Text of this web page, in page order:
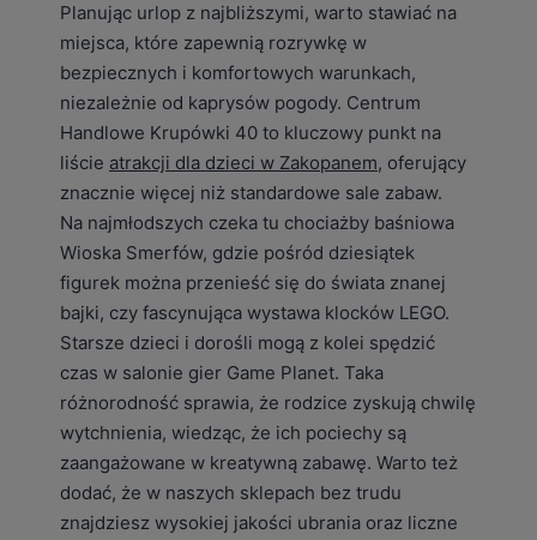
Planując urlop z najbliższymi, warto stawiać na
miejsca, które zapewnią rozrywkę w
bezpiecznych i komfortowych warunkach,
niezależnie od kaprysów pogody. Centrum
Handlowe Krupówki 40 to kluczowy punkt na
liście atrakcji dla dzieci w Zakopanem, oferujący
znacznie więcej niż standardowe sale zabaw.
Na najmłodszych czeka tu chociażby baśniowa
Wioska Smerfów, gdzie pośród dziesiątek
figurek można przenieść się do świata znanej
bajki, czy fascynująca wystawa klocków LEGO.
Starsze dzieci i dorośli mogą z kolei spędzić
czas w salonie gier Game Planet. Taka
różnorodność sprawia, że rodzice zyskują chwilę
wytchnienia, wiedząc, że ich pociechy są
zaangażowane w kreatywną zabawę. Warto też
dodać, że w naszych sklepach bez trudu
znajdziesz wysokiej jakości ubrania oraz liczne